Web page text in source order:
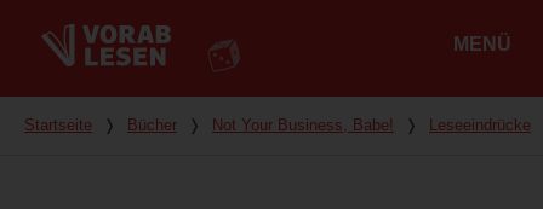
MENÜ
Du bist hier
Startseite ❭ Bücher ❭ Not Your Business, Babe! ❭ Leseeindrücke